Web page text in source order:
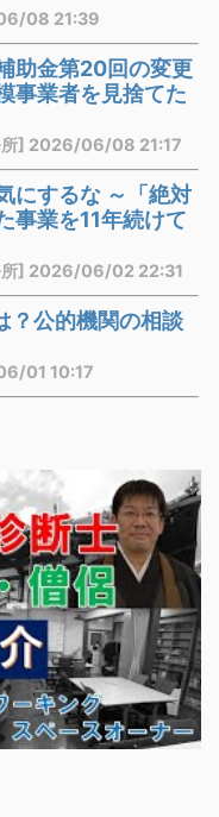
08 21:39
助金第20回の変更
事業者を見捨てた
所] 2026/06/08 21:17
にするな ～「絶対
事業を11年続けて
所] 2026/06/02 22:31
？公的機関の相談
01 10:17